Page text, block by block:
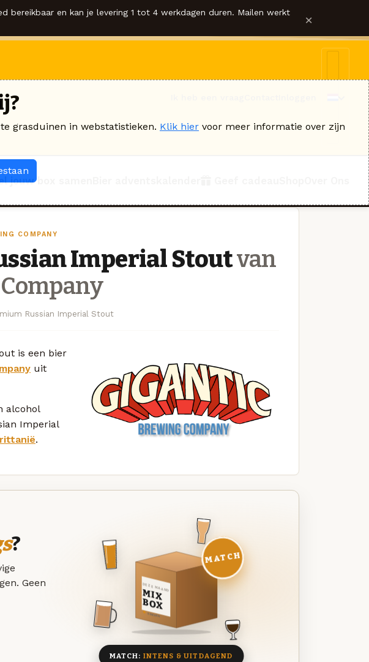
bereikbaar en kan je levering 1 tot 4 werkdagen duren. Mailen werkt ×
jouw box samen
COMPANY
Imperial Stoutvan
Russian Imperial Stout
is een bier
uit
alcohol
Imperial
.
?
Geen
DEZE MAAND
MIX
BOX
8 BIEREN
MATCH
MATCH: INTENS & UITDAGEND
grasduinen in webstatistieken. Klik hier voor meer informatie over zijn